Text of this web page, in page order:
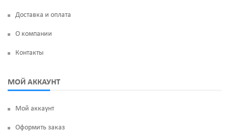
Доставка и оплата
О компании
Контакты
МОЙ АККАУНТ
Мой аккаунт
Оформить заказ